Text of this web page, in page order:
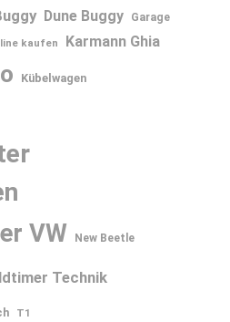
Dune Buggy
Garage
kaufen
Karmann Ghia
Kübelwagen
VW New Beetle
Technik
T1